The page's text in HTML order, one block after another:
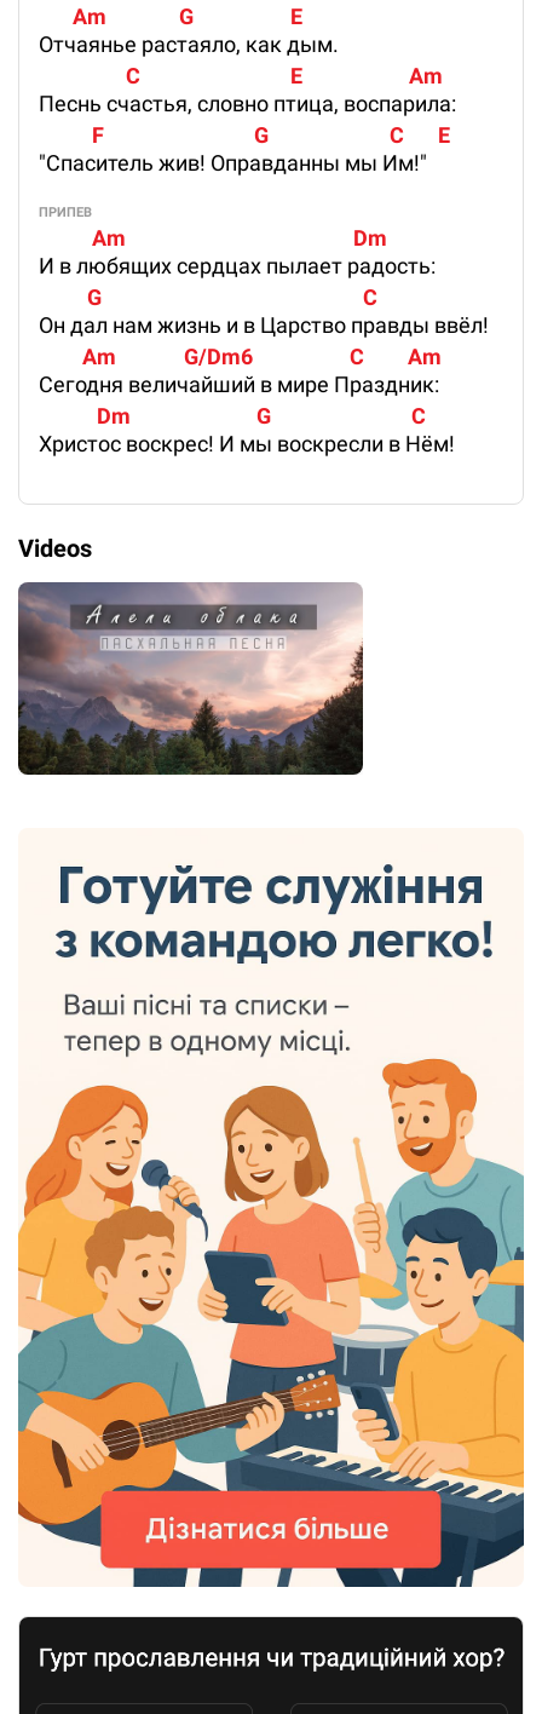
       Am               G                    E
Отчаянье растаяло, как дым.
                  C                               E                      Am
Песнь счастья, словно птица, воспарила:
           F                               G                         C       E
"Спаситель жив! Оправданны мы Им!"
ПРИПЕВ
           Am                                               Dm
И в любящих сердцах пылает радость:
          G                                                      C
Он дал нам жизнь и в Царство правды ввёл!
         Am              G/Dm6                    C         Am
Сегодня величайший в мире Праздник:
            Dm                          G                             C
Христос воскрес! И мы воскресли в Нём!
Videos